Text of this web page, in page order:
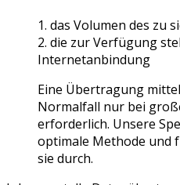
1. das Volumen des zu
2. die zur Verfügung
Internetanbindung
Eine Übertragung
Normalfall nur bei
erforderlich. Unsere
optimale Methode und
sie durch.